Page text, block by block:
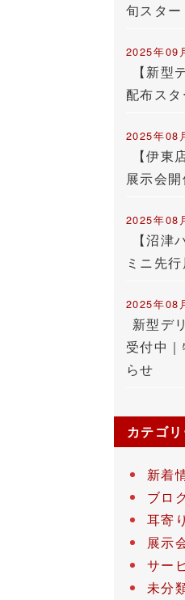
旬スター
2025年09
【新型
配布スタ
2025年08
【伊東
展示会
2025年08
【沼津
ミニ先
2025年08
新型デ
受付中
らせ
カテゴ
新着
ブロ
耳寄
展示
サー
未分